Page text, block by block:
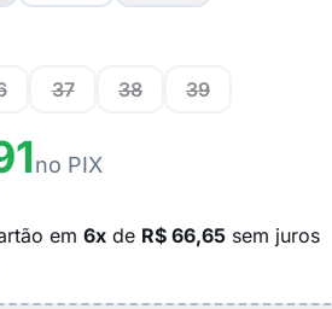
37 38 39
no PIX
em 6x de R$ 66,65 sem juros